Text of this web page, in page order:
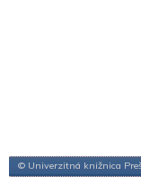
© Univerzitná knižnica